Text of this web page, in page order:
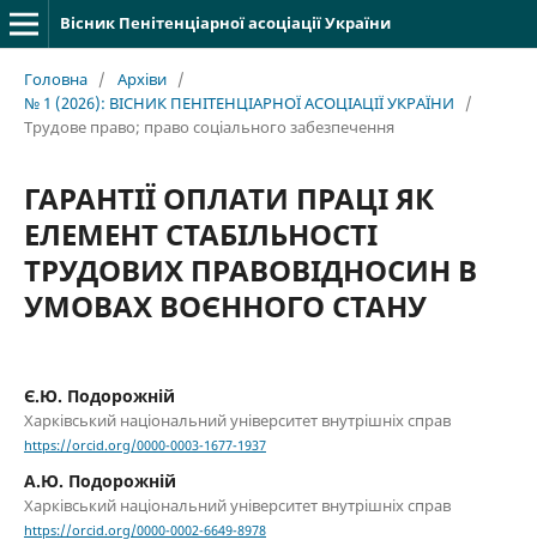
Вісник Пенітенціарної асоціації України
Головна / Архіви /
№ 1 (2026): ВІСНИК ПЕНІТЕНЦІАРНОЇ АСОЦІАЦІЇ УКРАЇНИ
/
Трудове право; право соціального забезпечення
ГАРАНТІЇ ОПЛАТИ ПРАЦІ ЯК
ЕЛЕМЕНТ СТАБІЛЬНОСТІ
ТРУДОВИХ ПРАВОВІДНОСИН В
УМОВАХ ВОЄННОГО СТАНУ
Є.Ю. Подорожній
Харківський національний університет внутрішніх справ
https://orcid.org/0000-0003-1677-1937
А.Ю. Подорожній
Харківський національний університет внутрішніх справ
https://orcid.org/0000-0002-6649-8978